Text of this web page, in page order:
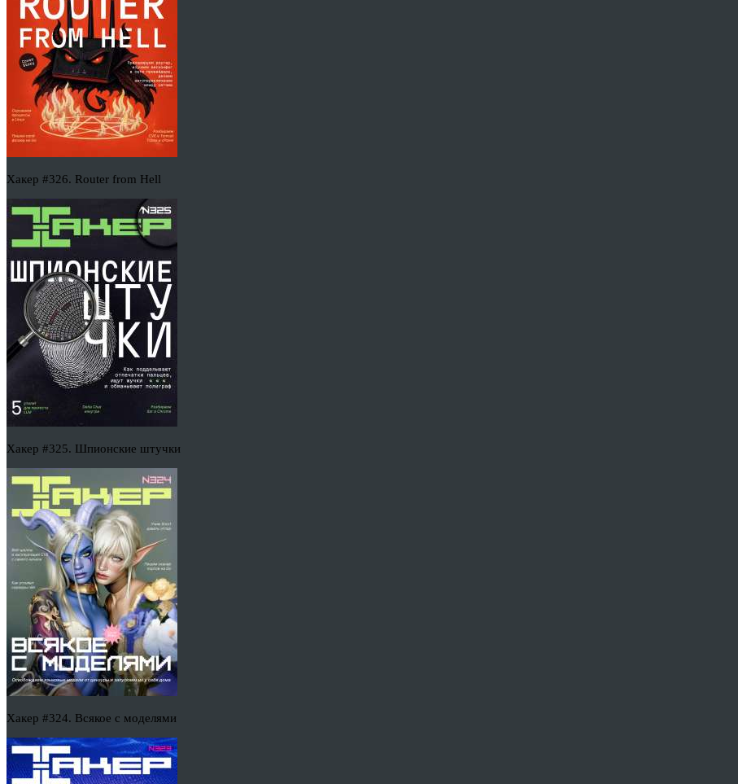
Хакер #326. Router from Hell
Хакер #325. Шпионские штучки
Хакер #324. Всякое с моделями